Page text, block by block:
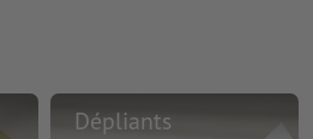
Dépliants